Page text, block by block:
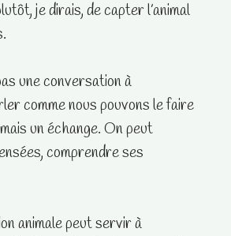
je dirais, de capter l’animal
une conversation à
comme nous pouvons le faire
un échange. On peut
comprendre ses
animale peut servir à